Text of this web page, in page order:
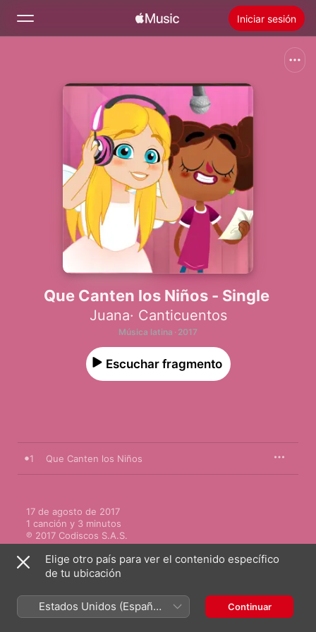
Iniciar sesión
Novedades
Radio
Instalar Apple Music
Que Canten los Niños - Single
Juana· Canticuentos
Música latina · 2017
Escuchar fragmento
1 Que Canten los Niños
17 de agosto de 2017
1 canción y 3 minutos
℗ 2017 Codiscos S.A.S.
Videos musicales
Elige otro país para ver el contenido específico
de tu ubicación
Estados Unidos (Español
México)
Continuar